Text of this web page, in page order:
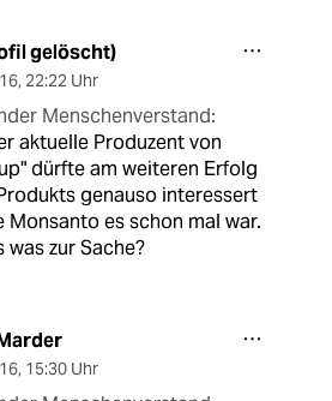
gelöscht)
, 22:22 Uhr
Menschenverstand:
aktuelle Produzent von
dürfte am weiteren Erfolg
genauso interessert
Monsanto es schon mal war.
was zur Sache?
, 15:30 Uhr